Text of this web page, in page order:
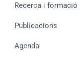
Recerca i formació
Publicacions
Agenda